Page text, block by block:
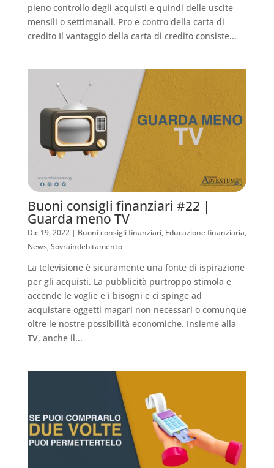
pieno controllo degli acquisti e quindi delle uscite
mensili o settimanali. Pro e contro della carta di
credito Il vantaggio della carta di credito consiste...
Buoni consigli finanziari #22 |
Guarda meno TV
Dic 19, 2022| Buoni consigli finanziari, Educazione finanziaria,
News,Sovraindebitamento
La televisione è sicuramente una fonte di ispirazione
per gli acquisti. La pubblicità purtroppo stimola e
accende le voglie e i bisogni e ci spinge ad
acquistare oggetti magari non necessari o comunque
oltre le nostre possibilità economiche. Insieme alla
TV, anche il...